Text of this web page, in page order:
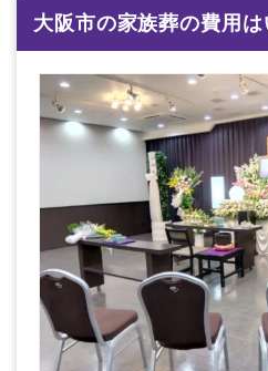
大阪市の家族葬の費用は